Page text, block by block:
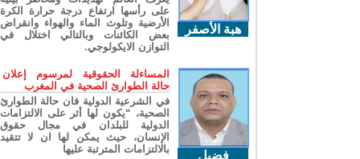
هبة الأصفر
على رأسها ارتفاع درجة حرارة الكرة
الأرضية وتلوث الماء والهواء وانقراض
بعض الكائنات وبالتالي اختلال في
التوازن الايكولوجي.
فضيل
المساءلة الحقوقية لمرسوم إعلان
حالة الطوارئ الصحية في المغرب
في الشرعية الدولية فان حالة الطوارئ
الصحية، “يكون لها أثر على الالتزامات
الدولية للبلدان في مجال حقوق
الإنسان، حيث يمكن لها ان لا تتقيد
بالالتزامات المترتبة عليها